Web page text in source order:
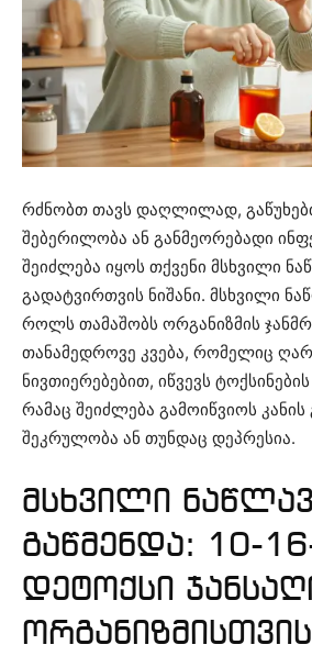
რძნობთ თავს დაღლილად,
შებერილობა ან განმეორებადი
შეიძლება იყოს თქვენი მსხვილი
გადატვირთვის ნიშანი. მსხვილი
როლს თამაშობს ორგანიზმის
თანამედროვე კვება, რომელიც
ნივთიერებებით, იწვევს
რამაც შეიძლება გამოიწვიოს კანის
შეკრულობა ან თუნდაც დეპრესია.
მსხვილი
გაწმენდა: 10-
დეტოქსი
ორგანიზმისთვის